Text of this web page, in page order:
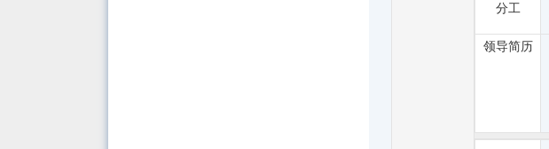
分工
领导简历